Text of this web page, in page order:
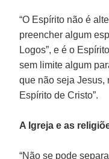
“O Espírito não é
preencher algum
Logos”, e é o
sem limite algum
que não seja Jesus,
Espírito de Cristo”.
A Igreja e as
“Não se pode